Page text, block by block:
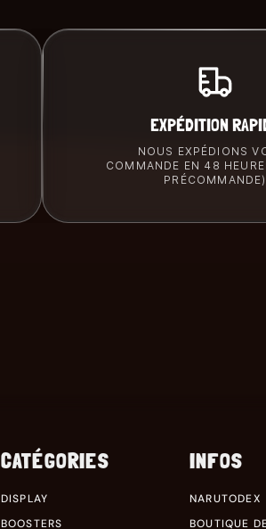
EXPÉDITION
NOUS EXPÉDIONS
COMMANDE EN 48
PRÉCOMMANDE)
CATÉGORIES
DISPLAY
BOOSTERS
INFOS
NARUTODEX
BOUTIQUE